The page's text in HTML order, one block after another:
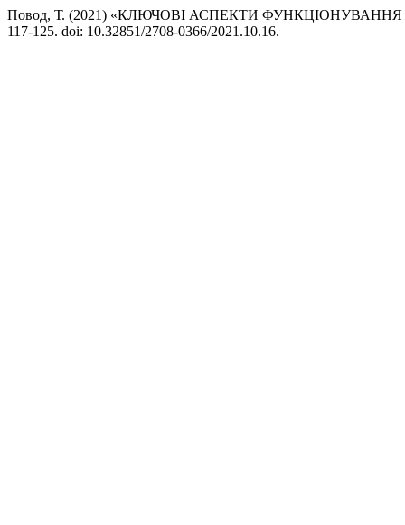
Повод, Т. (2021) «КЛЮЧОВІ АСПЕКТИ
117-125. doi: 10.32851/2708-0366/2021.10.16.